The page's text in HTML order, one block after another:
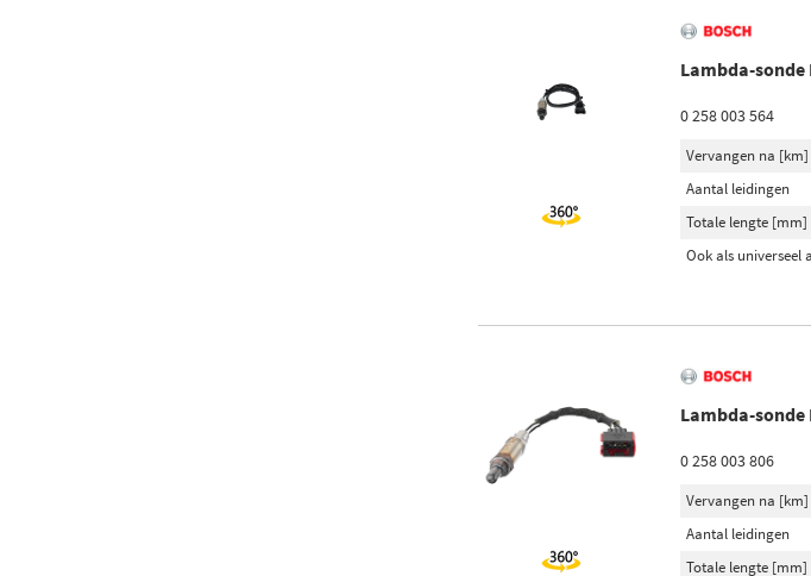
Lambda-sonde
0 258 003 564
Vervangen na [km]
Aantal leidingen
Totale lengte [mm]
Ook als universeel
Lambda-sonde
0 258 003 806
Vervangen na [km]
Aantal leidingen
Totale lengte [mm]